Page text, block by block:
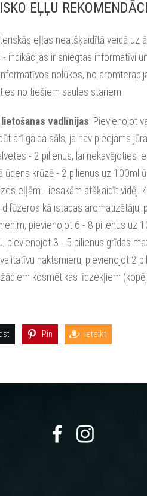
EĻĻU
eļļas neatšķaidītā veidā uz
indikācijas ir sniegtas informatīvi
nolūkos, no
no tiešiem saules stariem.
vadlīnijas: Pievienojot
arī galda sāls, ja nav pieejams
- 2 pilienus, lai nekavējoties
ūdens krūzē - 2 pilienus uz 100ml
eļļām - iesakām atšķaidīt vidēji
kā istabas aromatizētāju,
pievienojot 6 - 8 pilienus uz
pievienojot 3 - 5 pilienus grīdas
naktsmieru, pievienojot 2
kosmētikas līdzekļiem
Pin Ieteikt